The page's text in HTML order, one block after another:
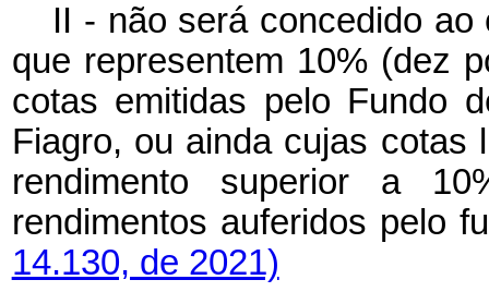
II - não será concedido
que representem 10% (dez
cotas emitidas pelo Fundo
Fiagro, ou ainda cujas cotas
rendimento superior a
rendimentos auferidos
14.130, de 2021)